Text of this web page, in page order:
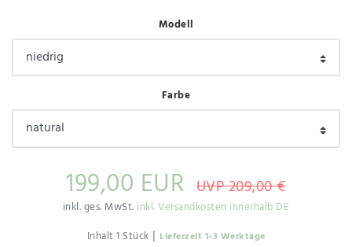
Modell
Farbe
199,00 EUR UVP 209,00 €
inkl. ges. MwSt. inkl. Versandkosten innerhalb DE
Inhalt1 Stück | Lieferzeit 1-3 Werktage